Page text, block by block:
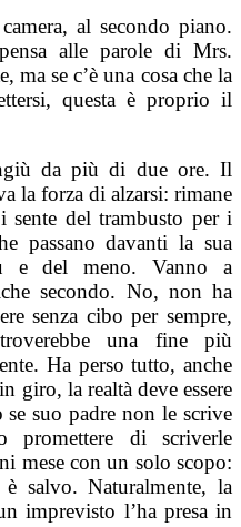
al secondo piano.
alle parole di Mrs.
ma se c’è una cosa che la
questa è proprio il
da più di due ore. Il
la forza di alzarsi: rimane
sente del trambusto per i
passano davanti la sua
e del meno. Vanno a
secondo. No, non ha
senza cibo per sempre,
una fine più
Ha perso tutto, anche
giro, la realtà deve essere
se suo padre non le scrive
di scriverle
mese con un solo scopo:
è salvo.Naturalmente, la
imprevisto l’ha presa in